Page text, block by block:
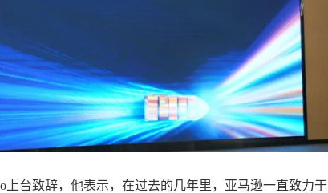
上台致辞，他表示，在过去的几年里，亚马逊一直致力于